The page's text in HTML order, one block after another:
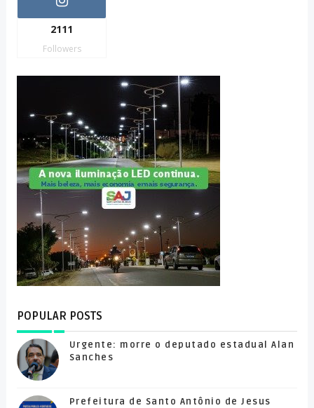
2111
Followers
POPULAR POSTS
Urgente: morre o deputado estadual Alan
Sanches
Prefeitura de Santo Antônio de Jesus